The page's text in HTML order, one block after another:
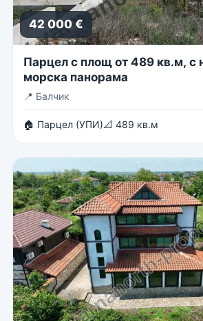
42 000 €
Парцел с площ от 489 кв.м, с
морска панорама
📍 Балчик
🏠 Парцел (УПИ)📐 489 кв.м